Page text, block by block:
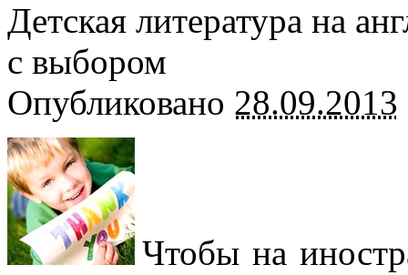
Детская литература на
с выбором
Опубликовано 28.09.2013
Чтобы на